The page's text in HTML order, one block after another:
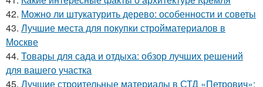
42. Можно ли штукатурить дерево: особенности и советы
43. Лучшие места для покупки стройматериалов в
Москве
44. Товары для сада и отдыха: обзор лучших решений
для вашего участка
45. Лучшие строительные материалы в СТД «Петрович»: